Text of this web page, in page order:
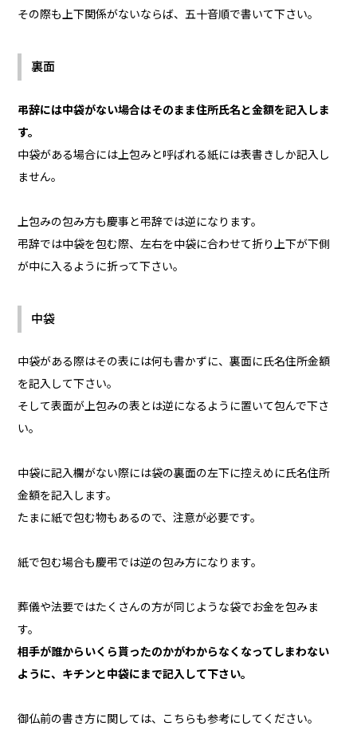
その際も上下関係がないならば、五十音順で書いて下さい。
裏面
弔辞には中袋がない場合はそのまま住所氏名と金額を記入しま
す。
中袋がある場合には上包みと呼ばれる紙には表書きしか記入し
ません。
上包みの包み方も慶事と弔辞では逆になります。
弔辞では中袋を包む際、左右を中袋に合わせて折り上下が下側
が中に入るように折って下さい。
中袋
中袋がある際はその表には何も書かずに、裏面に氏名住所金額
を記入して下さい。
そして表面が上包みの表とは逆になるように置いて包んで下さ
い。
中袋に記入欄がない際には袋の裏面の左下に控えめに氏名住所
金額を記入します。
たまに紙で包む物もあるので、注意が必要です。
紙で包む場合も慶弔では逆の包み方になります。
葬儀や法要ではたくさんの方が同じような袋でお金を包みま
す。
相手が誰からいくら貰ったのかがわからなくなってしまわない
ように、キチンと中袋にまで記入して下さい。
御仏前の書き方に関しては、こちらも参考にしてください。